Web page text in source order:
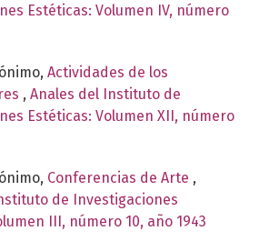
Estéticas: Volumen IV, número
Actividades de los
, Anales del Instituto de
Estéticas: Volumen XII, número
Conferencias de Arte ,
de Investigaciones
III, número 10, año 1943